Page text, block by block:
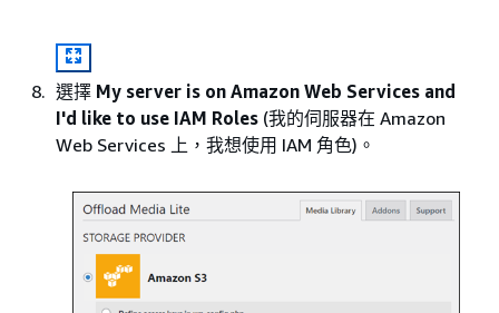
選擇 My server is on Amazon Web Services and
I'd like to use IAM Roles (我的伺服器在 Amazon
Web Services 上，我想使用 IAM 角色)。